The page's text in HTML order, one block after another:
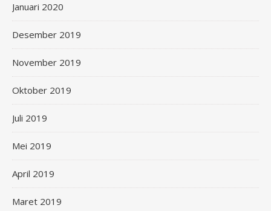
Januari 2020
Desember 2019
November 2019
Oktober 2019
Juli 2019
Mei 2019
April 2019
Maret 2019